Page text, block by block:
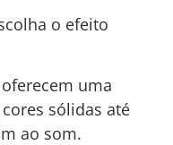
o efeito
uma
sólidas até
ao som.